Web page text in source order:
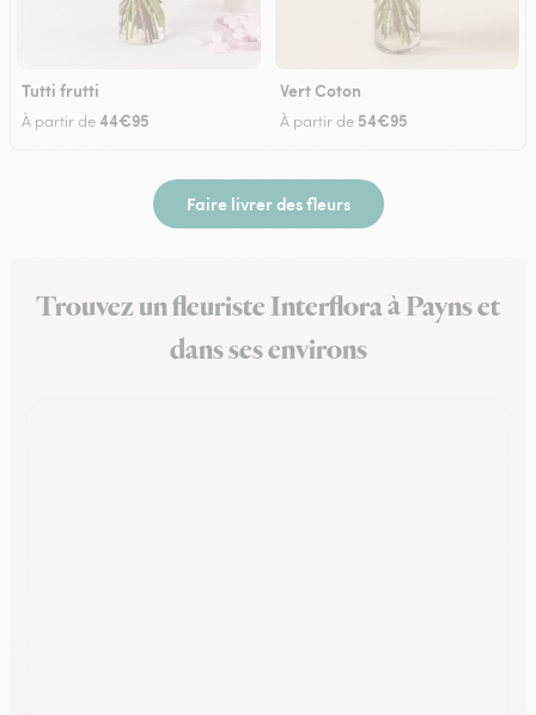
Tutti frutti
À partir de44€95
Vert Coton
À partir de 54€95
Faire livrer des fleurs
Trouvez un fleuriste Interflora à Payns et
dans ses environs